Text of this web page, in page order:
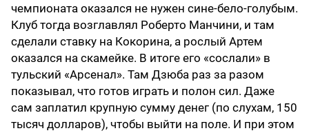
чемпионата оказался не нужен сине-бело-голубым.
Клуб тогда возглавлял Роберто Манчини, и там
сделали ставку на Кокорина, а рослый Артем
оказался на скамейке. В итоге его «сослали» в
тульский «Арсенал». Там Дзюба раз за разом
показывал, что готов играть и полон сил. Даже
сам заплатил крупную сумму денег (по слухам, 150
тысяч долларов), чтобы выйти на поле. И при этом